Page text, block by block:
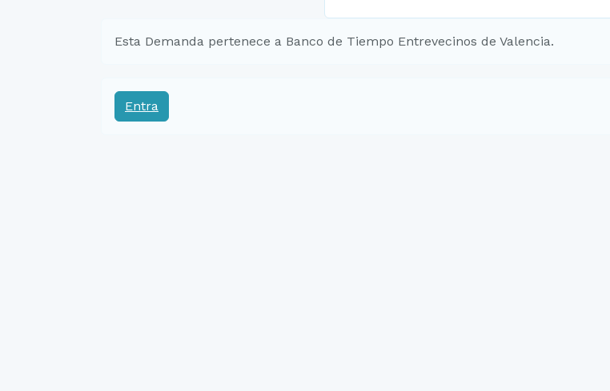
Esta Demanda pertenece a Banco de Tiempo Entrevecinos de Valencia.
Entra